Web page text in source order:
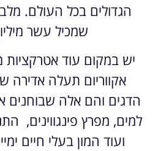
הגדולים בכל העולם.
שמכיל עשר
יש במקום עוד אטרקציות
אקווריום תעלה אדירה
הדגים והם אלה שבוחנים
למים, מפרץ פינגווינים,
ועוד המון בעלי חיים